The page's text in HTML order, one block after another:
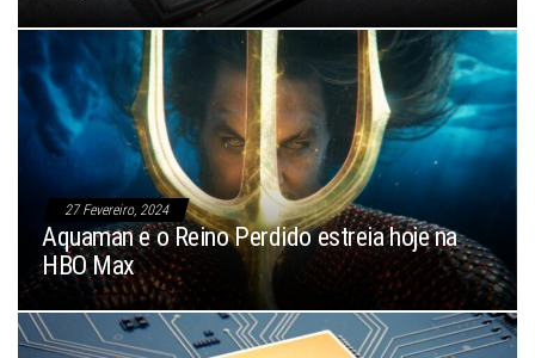
27 Fevereiro, 2024
Aquaman e o Reino Perdido estreia hoje na
HBO Max